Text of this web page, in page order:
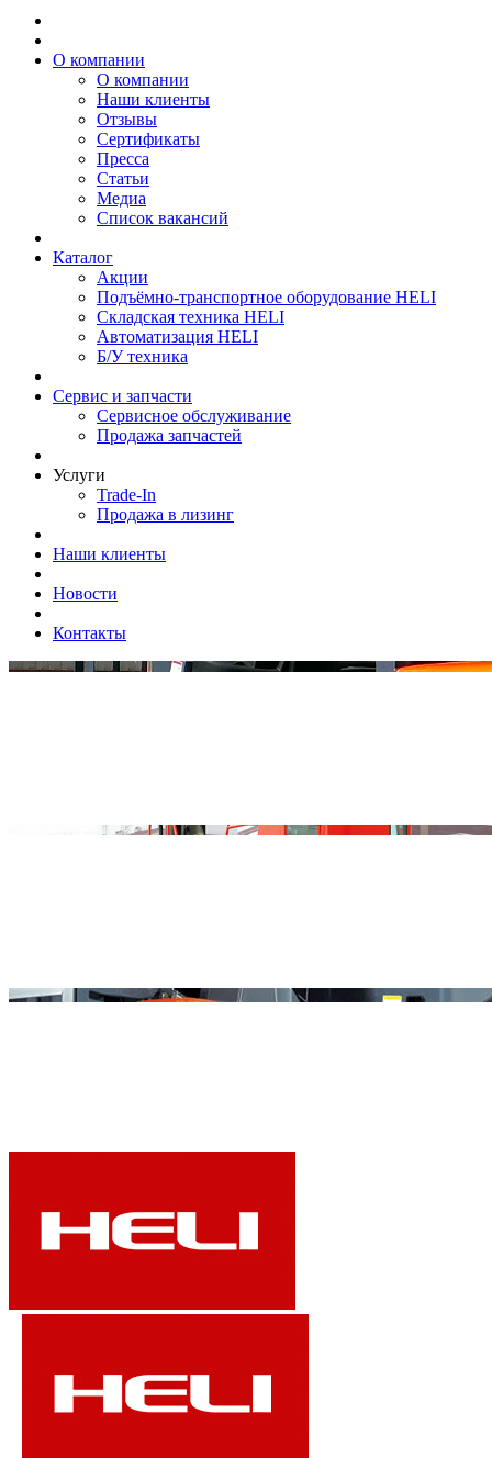
О компании
О компании
Наши клиенты
Отзывы
Сертификаты
Пресса
Статьи
Медиа
Список вакансий
Каталог
Акции
Подъёмно-транспортное оборудование HELI
Складская техника HELI
Автоматизация HELI
Б/У техника
Сервис и запчасти
Сервисное обслуживание
Продажа запчастей
Услуги
Trade-In
Продажа в лизинг
Наши клиенты
Новости
Контакты